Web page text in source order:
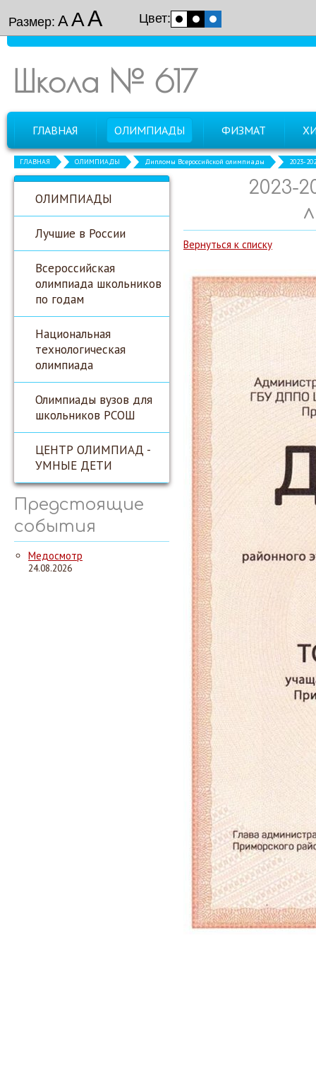
Размер: ААА Цвет:
Школа № 617
ГЛАВНАЯ ОЛИМПИАДЫ ФИЗМАТ
ГЛАВНАЯ ОЛИМПИАДЫ Дипломы Всероссийской олимпиады 2023-
ОЛИМПИАДЫ
Лучшие в России
Всероссийская
олимпиада школьников
по годам
Национальная
технологическая
олимпиада
Олимпиады вузов для
школьников РСОШ
ЦЕНТР ОЛИМПИАД -
УМНЫЕ ДЕТИ
Предстоящие
события
Медосмотр
24.08.2026
2023-
Вернуться к списку